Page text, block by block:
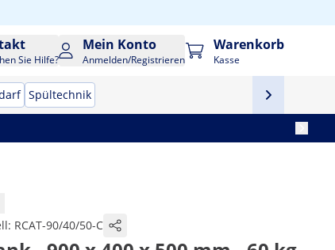
Sie Hilfe?
Mein Konto
Anmelden/Registrieren
Warenkorb
Kasse
Spültechnik
RCAT-90/40/50-C